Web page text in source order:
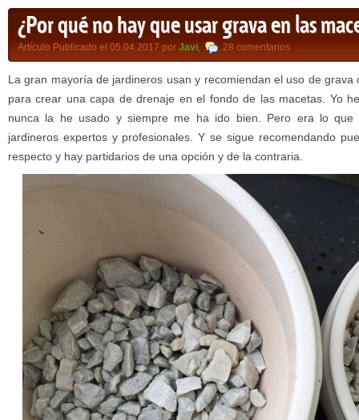
¿Por qué no hay que usar grava en las
Artículo Publicado el 05.04.2017 por Javi, 28 comentarios
La gran mayoría de jardineros usan y recomiendan el uso de
para crear una capa de drenaje en el fondo de las macetas. Yo
nunca la he usado y siempre me ha ido bien. Pero era lo que
jardineros expertos y profesionales. Y se sigue recomendando
respecto y hay partidarios de una opción y de la contraria.